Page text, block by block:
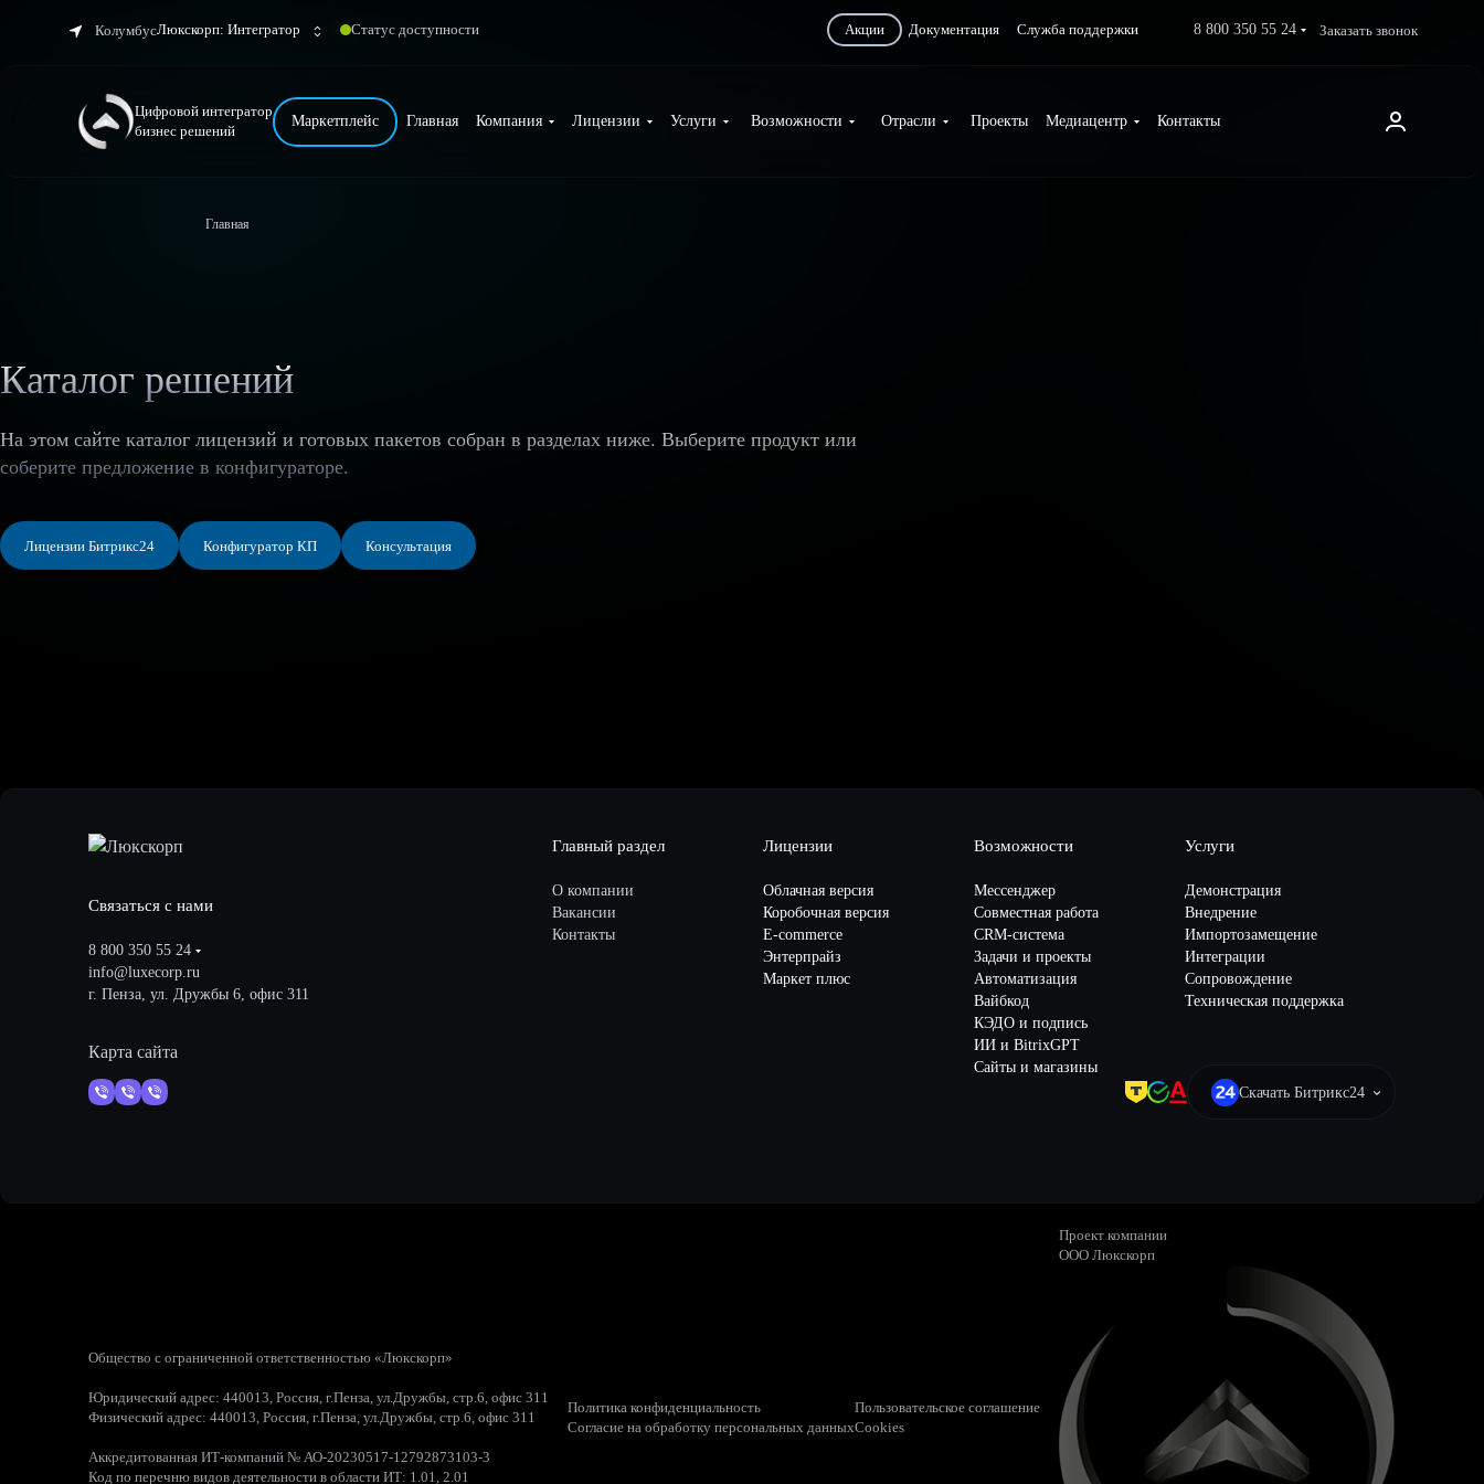
КолумбусЛюкскорп: Интегратор Статус доступности Акции Документация Служба поддержки 8 800 350 55 24 Заказать звонок
Цифровой интегратор
бизнес решений
Маркетплейс Главная Компания Лицензии Услуги Возможности Отрасли Проекты Медиацентр Контакты
Главная
Каталог решений
На этом сайте каталог лицензий и готовых пакетов собран в разделах ниже. Выберите продукт или
соберите предложение в конфигураторе.
Лицензии Битрикс24 Конфигуратор КП Консультация
Связаться с нами
8 800 350 55 24
info@luxecorp.ru
г. Пенза, ул. Дружбы 6, офис 311
Карта сайта
Главный раздел
О компании
Вакансии
Контакты
Лицензии
Облачная версия
Коробочная версия
E-commerce
Энтерпрайз
Маркет плюс
Возможности
Мессенджер
Совместная работа
CRM-система
Задачи и проекты
Автоматизация
Вайбкод
КЭДО и подпись
ИИ и BitrixGPT
Сайты и магазины
Услуги
Демонстрация
Внедрение
Импортозамещение
Интеграции
Сопровождение
Техническая поддержка
Скачать Битрикс24
Общество с ограниченной ответственностью «Люкскорп»
Юридический адрес: 440013, Россия, г.Пенза, ул.Дружбы, стр.6, офис 311
Физический адрес: 440013, Россия, г.Пенза, ул.Дружбы, стр.6, офис 311
Аккредитованная ИТ-компаний № АО-20230517-12792873103-3
Код по перечню видов деятельности в области ИТ: 1.01, 2.01
Политика конфиденциальность
Согласие на обработку персональных данных
Пользовательское соглашение
Cookies
Проект компании
ООО Люкскорп